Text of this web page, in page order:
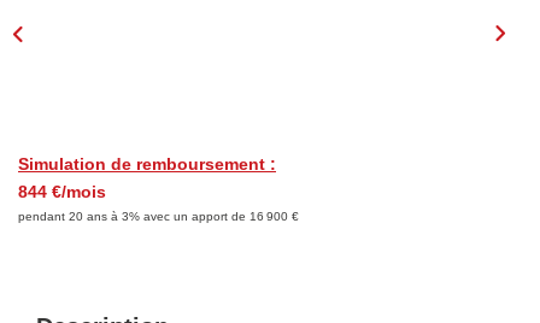
Découvrez Nos Biens En Location
Confiez-Nous La Recherche De Votre Location
Simulation de remboursement :
844 €/mois
pendant 20 ans à 3% avec un apport de 16 900 €